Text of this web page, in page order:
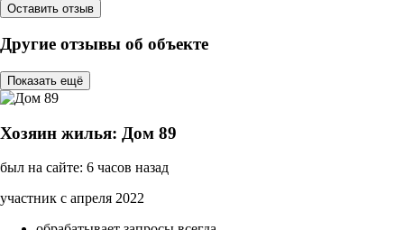
Оставить отзыв
Другие отзывы об объекте
Показать ещё
Хозяин жилья: Дом 89
был на сайте: 6 часов назад
участник с апреля 2022